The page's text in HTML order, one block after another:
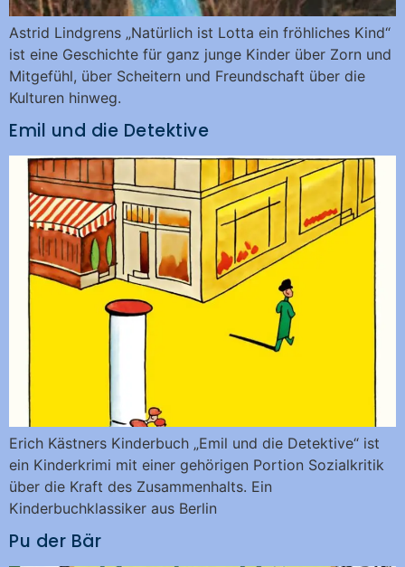
Astrid Lindgrens „Natürlich ist Lotta ein fröhliches Kind“
ist eine Geschichte für ganz junge Kinder über Zorn und
Mitgefühl, über Scheitern und Freundschaft über die
Kulturen hinweg.
Emil und die Detektive
Erich Kästners Kinderbuch „Emil und die Detektive“ ist
ein Kinderkrimi mit einer gehörigen Portion Sozialkritik
über die Kraft des Zusammenhalts. Ein
Kinderbuchklassiker aus Berlin
Pu der Bär